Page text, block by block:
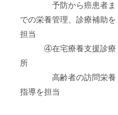
予防から癌患者ま
での栄養管理、診療補助を
担当
④在宅療養支援診療
所
高齢者の訪問栄養
指導を担当